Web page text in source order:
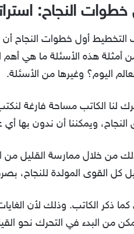
النجاح:
أول خطوات النجاح
أمثلة هذه الأسئلة ما هي
اليوم؟ وغيرها من الأسئلة.
الكاتب مساحة فارغة لنكتب
ويمكننا أن ندون بها أي
من خلال ممارسة القليل من
القوى المولدة للنجاح،
كما ذكر الكاتب. وذلك لأن
من البدء في التحرك نحو